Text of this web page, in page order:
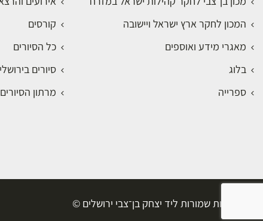
המכון לחקר ארץ ישראל ויישובה
מאגרי מידע ואוספים
בלוג
ספרייה
קורסים
כל הסיורים
סיורים
מרתון הסיורים
כל הזכויות שמורות ליד יצחק בן־צבי ירושלים ©